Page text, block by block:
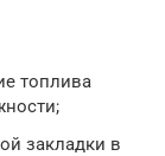
топлива
закладки в